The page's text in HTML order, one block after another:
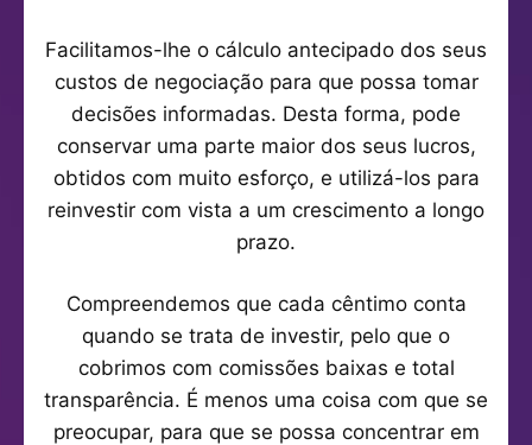
Facilitamos-lhe o cálculo antecipado dos seus
custos de negociação para que possa tomar
decisões informadas. Desta forma, pode
conservar uma parte maior dos seus lucros,
obtidos com muito esforço, e utilizá-los para
reinvestir com vista a um crescimento a longo
prazo.
Compreendemos que cada cêntimo conta
quando se trata de investir, pelo que o
cobrimos com comissões baixas e total
transparência. É menos uma coisa com que se
preocupar, para que se possa concentrar em